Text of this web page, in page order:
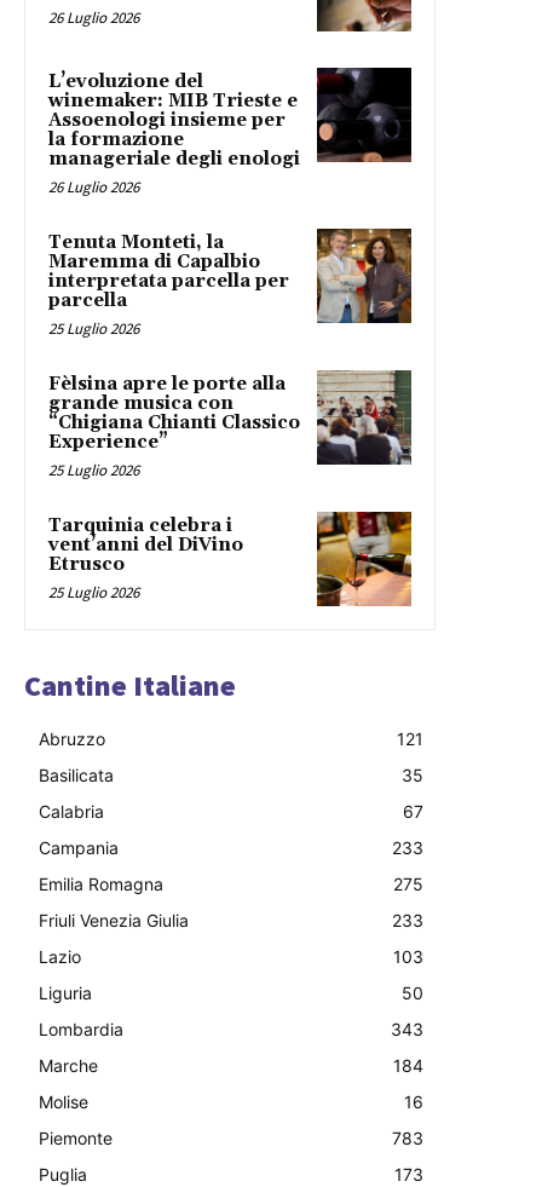
26 Luglio 2026
L’evoluzione del
winemaker: MIB Trieste e
Assoenologi insieme per
la formazione
manageriale degli enologi
26 Luglio 2026
Tenuta Monteti, la
Maremma di Capalbio
interpretata parcella per
parcella
25 Luglio 2026
Fèlsina apre le porte alla
grande musica con
“Chigiana Chianti Classico
Experience”
25 Luglio 2026
Tarquinia celebra i
vent’anni del DiVino
Etrusco
25 Luglio 2026
Cantine Italiane
Abruzzo
121
Basilicata
35
Calabria
67
Campania
233
Emilia Romagna
275
Friuli Venezia Giulia
233
Lazio
103
Liguria
50
Lombardia
343
Marche
184
Molise
16
Piemonte
783
Puglia
173